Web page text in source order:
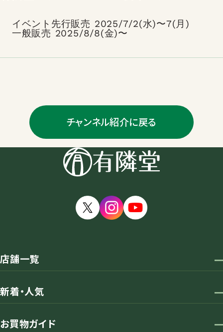
イベント先行販売 2025/7/2(水)〜7(月)
一般販売 2025/8/8(金)〜
チャンネル紹介に戻る
店舗一覧
新着・人気
お買物ガイド